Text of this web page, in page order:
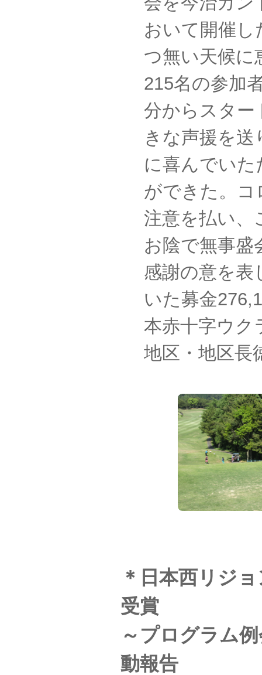
おいて開催し
つ無い天候に
215名の参加
分からスター
きな声援を
に喜んでい
ができた。コ
注意を払い、
お陰で無事盛
感謝の意を表
いた募金
本赤十字ウク
地区・地区長
＊日本西リジ
受賞
～プログラム
動報告